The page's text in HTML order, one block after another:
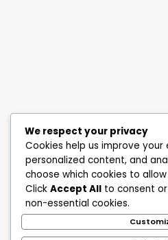
We respect your privacy
Cookies help us improve your
personalized content, and
choose which cookies to
Click Accept All to consent or
non-essential cookies.